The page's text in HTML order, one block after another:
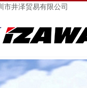
市井泽贸易有限公司